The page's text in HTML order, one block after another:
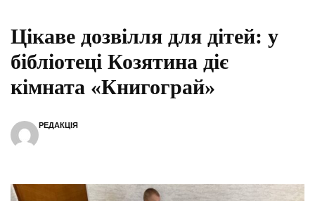
Цікаве дозвілля для дітей: у
бібліотеці Козятина діє
кімната «Книгограй»
РЕДАКЦІЯ